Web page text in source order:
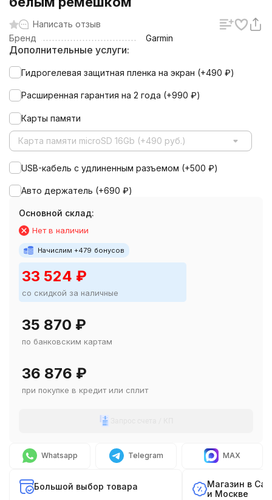
Написать отзыв
Бренд
Garmin
Дополнительные услуги:
Гидрогелевая защитная пленка на экран (+490 ₽)
Расширенная гарантия на 2 года (+990 ₽)
Карты памяти
Карта памяти microSD 16Gb (+490 руб.)
USB-кабель с удлиненным разъемом (+500 ₽)
Авто держатель (+690 ₽)
Основной склад:
Нет в наличии
Начислим +479 бонусов
33 524 ₽
со скидкой за наличные
35 870 ₽
по банковским картам
36 876 ₽
при покупке в кредит или сплит
Whatsapp Telegram MAX
Большой выбор товара
Магазин в
и Москве